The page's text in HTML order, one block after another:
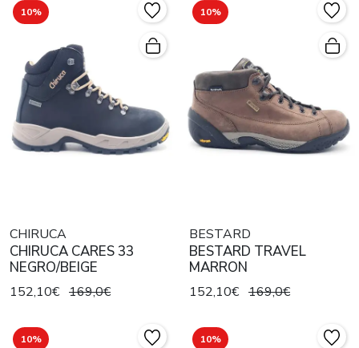
10%
CHIRUCA
CHIRUCA CARES 33
NEGRO/BEIGE
152,10€ 169,0€
10%
BESTARD
BESTARD TRAVEL
MARRON
152,10€ 169,0€
10% 10%